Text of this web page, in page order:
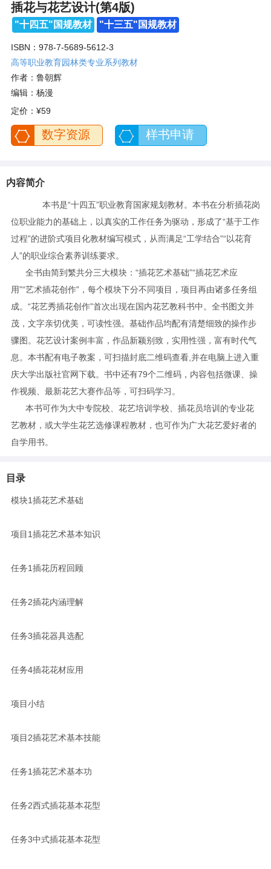
插花与花艺设计(第4版)
"十四五"国规教材 "十三五"国规教材
ISBN：978-7-5689-5612-3
高等职业教育园林类专业系列教材
作者：鲁朝辉
编辑：杨漫
定价： ¥59
数字资源 样书申请
内容简介
本书是“十四五”职业教育国家规划教材。本书在分析插花岗
位职业能力的基础上，以真实的工作任务为驱动，形成了“基于工作
过程”的进阶式项目化教材编写模式，从而满足“工学结合”“以花育
人”的职业综合素养训练要求。
全书由简到繁共分三大模块：“插花艺术基础”“插花艺术应
用”“艺术插花创作”，每个模块下分不同项目，项目再由诸多任务组
成。“花艺秀插花创作”首次出现在国内花艺教科书中。全书图文并
茂，文字亲切优美，可读性强。基础作品均配有清楚细致的操作步
骤图。花艺设计案例丰富，作品新颖别致，实用性强，富有时代气
息。本书配有电子教案，可扫描封底二维码查看,并在电脑上进入重
庆大学出版社官网下载。书中还有79个二维码，内容包括微课、操
作视频、最新花艺大赛作品等，可扫码学习。
本书可作为大中专院校、花艺培训学校、插花员培训的专业花
艺教材，或大学生花艺选修课程教材，也可作为广大花艺爱好者的
自学用书。
目录
模块1插花艺术基础
项目1插花艺术基本知识
任务1插花历程回顾
任务2插花内涵理解
任务3插花器具选配
任务4插花花材应用
项目小结
项目2插花艺术基本技能
任务1插花艺术基本功
任务2西式插花基本花型
任务3中式插花基本花型